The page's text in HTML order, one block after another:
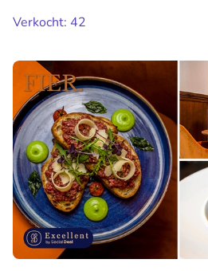
Verkocht: 42